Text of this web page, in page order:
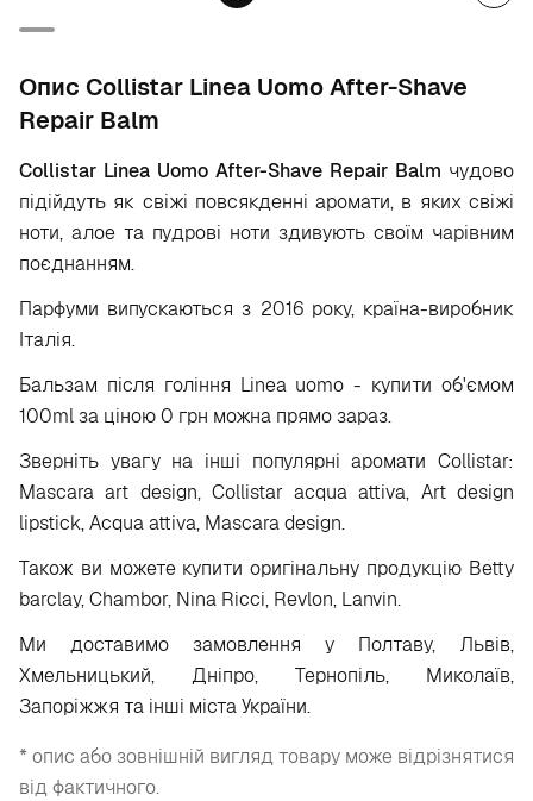
Опис Collistar Linea Uomo After-Shave
Repair Balm
Collistar Linea Uomo After-Shave Repair Balm чудово
підійдуть як свіжі повсякденні аромати, в яких свіжі
ноти, алое та пудрові ноти здивують своїм чарівним
поєднанням.
Парфуми випускаються з 2016 року, країна-виробник
Італія.
Бальзам після гоління Linea uomo - купити об'ємом
100ml за ціною 0 грн можна прямо зараз.
Зверніть увагу на інші популярні аромати Collistar:
Mascara art design, Collistar acqua attiva, Art design
lipstick, Acqua attiva, Mascara design.
Також ви можете купити оригінальну продукцію Betty
barclay, Chambor, Nina Ricci, Revlon, Lanvin.
Ми доставимо замовлення у Полтаву, Львів,
Хмельницький, Дніпро, Тернопіль, Миколаїв,
Запоріжжя та інші міста України.
* опис або зовнішній вигляд товару може відрізнятися
від фактичного.